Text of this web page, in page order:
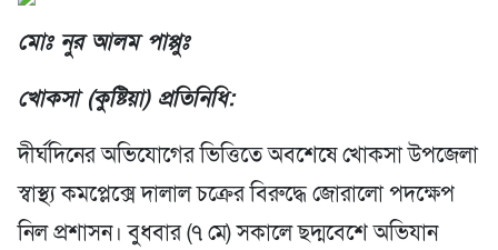
মোঃ নুর আলম পাপ্পুঃ
খোকসা (কুষ্টিয়া) প্রতিনিধি:
দীর্ঘদিনের অভিযোগের ভিত্তিতে অবশেষে খোকসা উপজেলা
স্বাস্থ্য কমপ্লেক্সে দালাল চক্রের বিরুদ্ধে জোরালো পদক্ষেপ
নিল প্রশাসন। বুধবার (৭ মে) সকালে ছদ্মবেশে অভিযান